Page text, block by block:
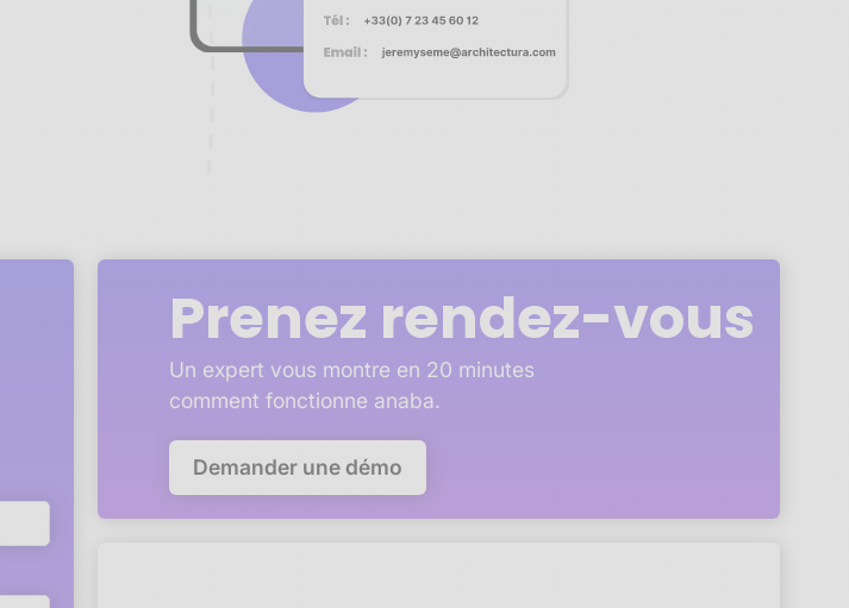
Prenez rendez-vous
Un expert vous montre en 20 minutes
comment fonctionne anaba.
Demander une démo